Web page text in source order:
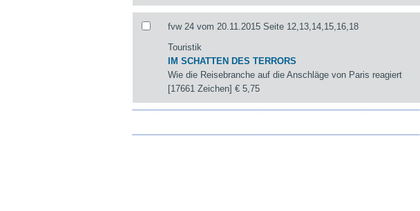
fvw 24 vom 20.11.2015 Seite 12,13,14,15,16,18
Touristik
IM SCHATTEN DES TERRORS
Wie die Reisebranche auf die Anschläge von Paris reagiert
[17661 Zeichen]€ 5,75